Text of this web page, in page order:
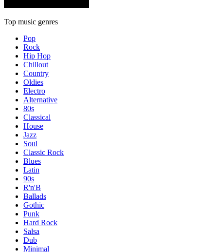
Top music genres
Pop
Rock
Hip Hop
Chillout
Country
Oldies
Electro
Alternative
80s
Classical
House
Jazz
Soul
Classic Rock
Blues
Latin
90s
R'n'B
Ballads
Gothic
Punk
Hard Rock
Salsa
Dub
Minimal